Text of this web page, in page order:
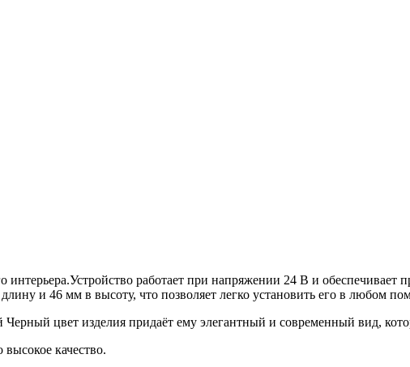
работает при напряжении 24 В и обеспечивает
и 46 мм в высоту, что позволяет легко установить его в любом
цвет изделия придаёт ему элегантный и современный вид,
высокое качество.